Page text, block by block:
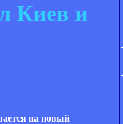
Киев и
на новый